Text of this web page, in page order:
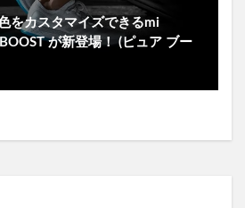
をカスタマイズできるmi
が新登場！ (ピュア ブー